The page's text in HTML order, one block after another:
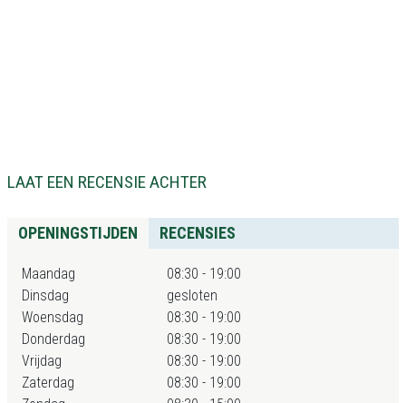
LAAT EEN RECENSIE ACHTER
OPENINGSTIJDEN RECENSIES
Maandag
08:30 - 19:00
Dinsdag
gesloten
Woensdag
08:30 - 19:00
Donderdag
08:30 - 19:00
Vrijdag
08:30 - 19:00
Zaterdag
08:30 - 19:00